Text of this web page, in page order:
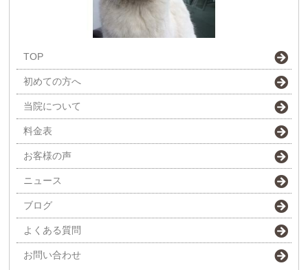
TOP
初めての方へ
当院について
料金表
お客様の声
ニュース
ブログ
よくある質問
お問い合わせ